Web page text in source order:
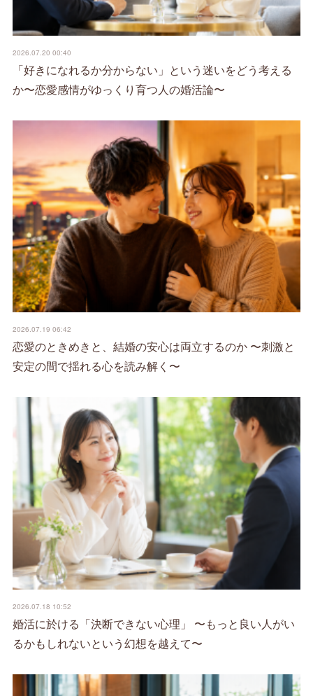
2026.07.20 00:40
「好きになれるか分からない」という迷いをどう考える
か〜恋愛感情がゆっくり育つ人の婚活論〜
2026.07.19 06:42
恋愛のときめきと、結婚の安心は両立するのか 〜刺激と
安定の間で揺れる心を読み解く〜
2026.07.18 10:52
婚活に於ける「決断できない心理」 〜もっと良い人がい
るかもしれないという幻想を越えて〜